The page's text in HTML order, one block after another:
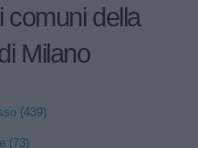
comuni della
Milano
(439)
(73)